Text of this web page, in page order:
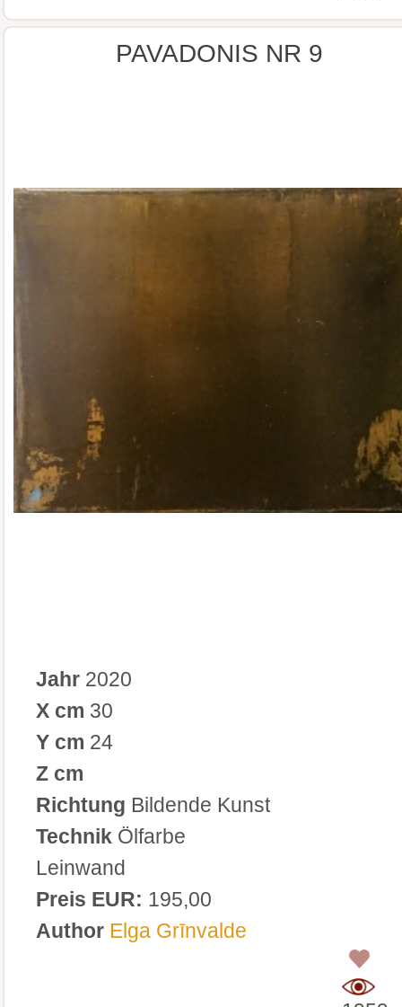
PAVADONIS NR 9
Jahr 2020
X cm 30
Y cm 24
Z cm
Richtung Bildende Kunst
Technik Ölfarbe
Leinwand
Preis EUR: 195,00
Author Elga Grīnvalde